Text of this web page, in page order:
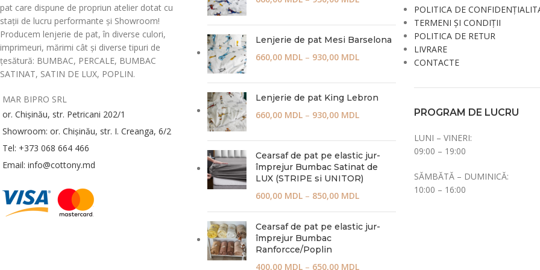
pat care dispune de propriun atelier dotat cu
stații de lucru performante și Showroom!
Producem lenjerie de pat, în diverse culori,
imprimeuri, mărimi cât și diverse tipuri de
țesătură: BUMBAC, PERCALE, BUMBAC
SATINAT, SATIN DE LUX, POPLIN.
MAR BIPRO SRL
or. Chișinău, str. Petricani 202/1
Showroom: or. Chișinău, str. I. Creanga, 6/2
Tel: +373 068 664 466
Email: info@cottony.md
Lenjerie de pat Mesi Barselona
660,00 MDL – 930,00 MDL
Lenjerie de pat King Lebron
660,00 MDL – 930,00 MDL
Cearsaf de pat pe elastic jur-
împrejur Bumbac Satinat de
LUX (STRIPE si UNITOR)
600,00 MDL – 850,00 MDL
Cearsaf de pat pe elastic jur-
împrejur Bumbac
Ranforcce/Poplin
400,00 MDL – 650,00 MDL
POLITICA DE
TERMENI ȘI CONDIȚII
POLITICA DE RETUR
LIVRARE
CONTACTE
PROGRAM DE LUCRU
LUNI – VINERI:
09:00 – 19:00
SĂMBĂTĂ – DUMINICĂ:
10:00 – 16:00